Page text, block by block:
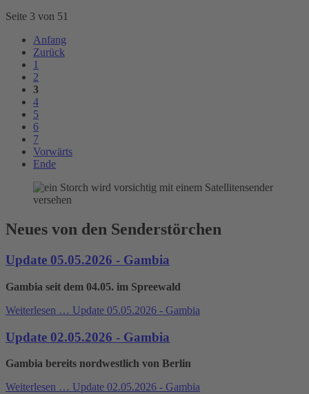
Seite 3 von 51
Anfang
Zurück
1
2
3
4
5
6
7
Vorwärts
Ende
Neues von den Senderstörchen
Update 05.05.2026 - Gambia
Gambia seit dem 04.05. im Spreewald
Weiterlesen … Update 05.05.2026 - Gambia
Update 02.05.2026 - Gambia
Gambia bereits nordwestlich von Berlin
Weiterlesen … Update 02.05.2026 - Gambia